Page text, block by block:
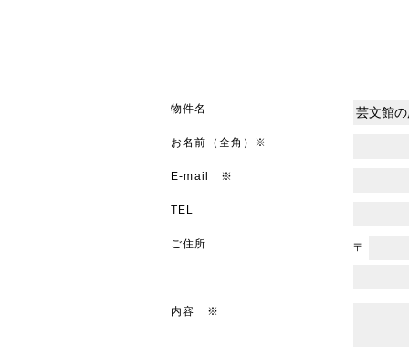
物件名
お名前（全角）※
E-mail ※
TEL
ご住所 〒
内容 ※